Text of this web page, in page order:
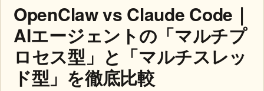
OpenClaw vs Claude Code｜
AIエージェントの「マルチプ
ロセス型」と「マルチスレッ
ド型」を徹底比較